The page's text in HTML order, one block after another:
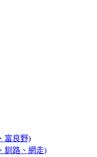
富良野)
釧路、網走)